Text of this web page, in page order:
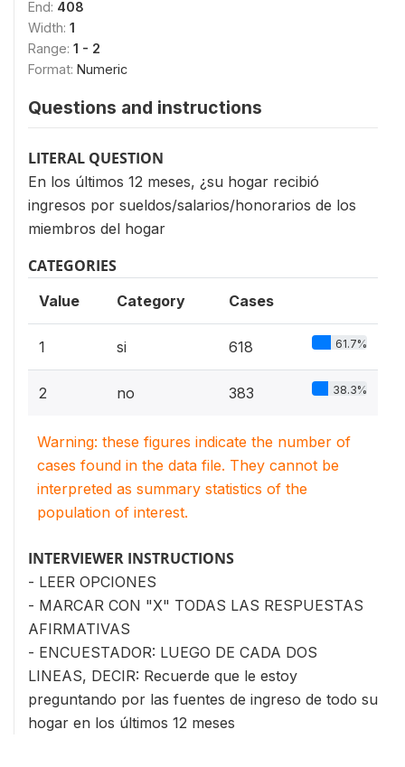
End: 408
Width: 1
Range: 1 - 2
Format: Numeric
Questions and instructions
LITERAL QUESTION
En los últimos 12 meses, ¿su hogar recibió
ingresos por sueldos/salarios/honorarios de los
miembros del hogar
CATEGORIES
Value Category Cases
1 si 618 61.7%
2 no 383 38.3%
Warning: these figures indicate the number of
cases found in the data file. They cannot be
interpreted as summary statistics of the
population of interest.
INTERVIEWER INSTRUCTIONS
- LEER OPCIONES
- MARCAR CON "X" TODAS LAS RESPUESTAS
AFIRMATIVAS
- ENCUESTADOR: LUEGO DE CADA DOS
LINEAS, DECIR: Recuerde que le estoy
preguntando por las fuentes de ingreso de todo su
hogar en los últimos 12 meses